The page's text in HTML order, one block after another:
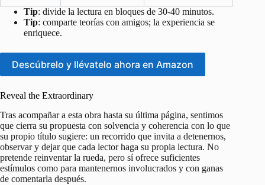
Tip: divide la lectura en bloques de 30-40 minutos.
Tip: comparte teorías con amigos; la experiencia se
enriquece.
Descúbrelo y llévatelo ahora en Amazon
Reveal the Extraordinary
Tras acompañar a esta obra hasta su última página, sentimos
que cierra su propuesta con solvencia y coherencia con lo que
su propio título sugiere: un recorrido que invita a detenernos,
observar y dejar que cada lector haga su propia lectura. No
pretende reinventar la rueda, pero sí ofrece suficientes
estímulos como para mantenernos involucrados y con ganas
de comentarla después.